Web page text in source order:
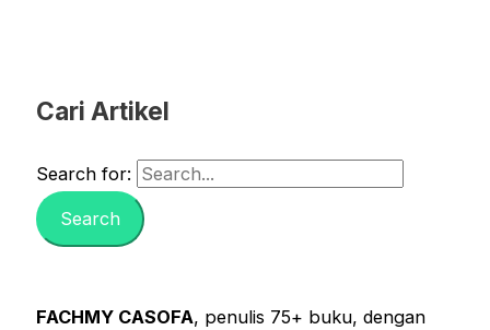
Cari Artikel
Search for:
FACHMY CASOFA, penulis 75+ buku, dengan